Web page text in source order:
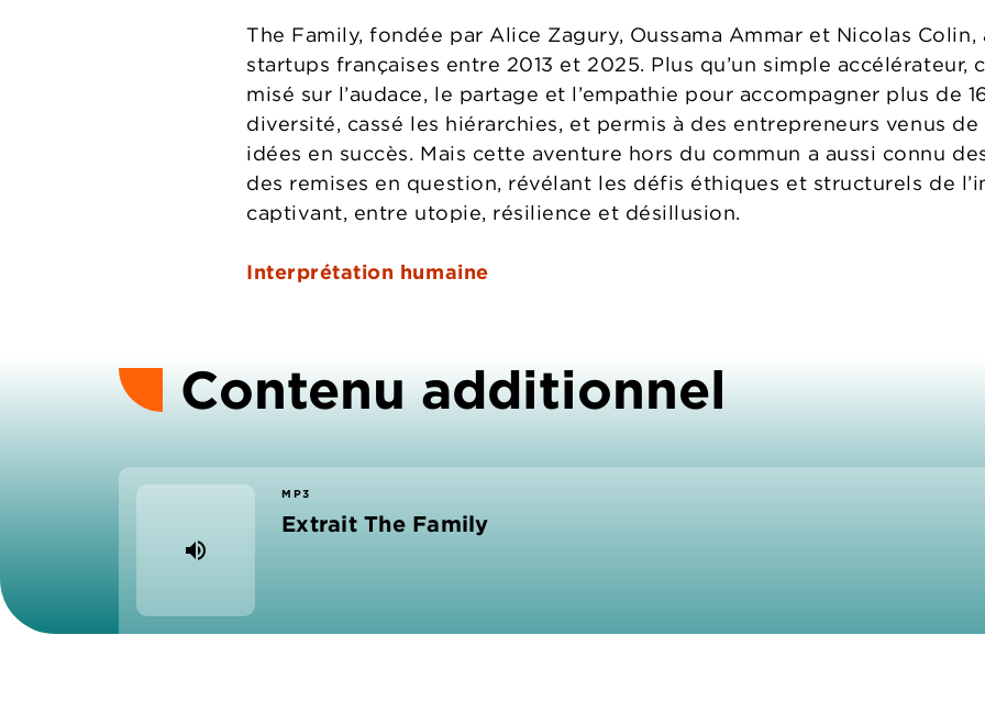
The Family, fondée par Alice Zagury, Oussama Ammar et Nicolas
startups françaises entre 2013 et 2025. Plus qu’un simple accélérateur,
misé sur l’audace, le partage et l’empathie pour accompagner plus de
diversité, cassé les hiérarchies, et permis à des entrepreneurs venus
idées en succès. Mais cette aventure hors du commun a aussi connu
des remises en question, révélant les défis éthiques et structurels de
captivant, entre utopie, résilience et désillusion.
Interprétation humaine
Contenu additionnel
volume_up
MP3
Extrait The Family